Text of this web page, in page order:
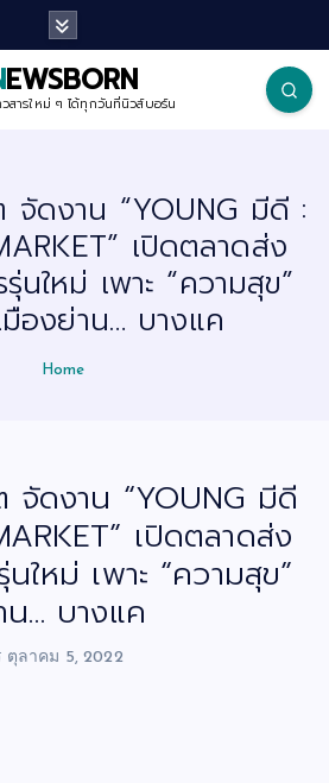
NEWSBORN
สารใหม่ ๆ ได้ทุกวันที่นิวส์บอร์น
จัดงาน “YOUNG มีดี :
เปิดตลาดส่ง
นใหม่ เพาะ “ความสุข”
มืองย่าน… บางแค
Home
จัดงาน “YOUNG มีดี
เปิดตลาดส่ง
ใหม่ เพาะ “ความสุข”
น… บางแค
ตุลาคม 5, 2022